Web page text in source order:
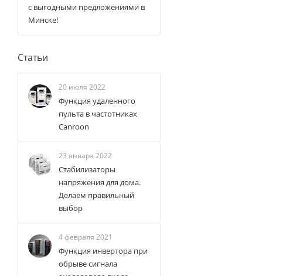
с выгодными предложениями в
Минске!
Статьи
20 июля 2022
Функция удаленного
пульта в частотниках
Canroon
23 января 2022
Стабилизаторы
напряжения для дома.
Делаем правильный
выбор
4 февраля 2021
Функция инвертора при
обрыве сигнала